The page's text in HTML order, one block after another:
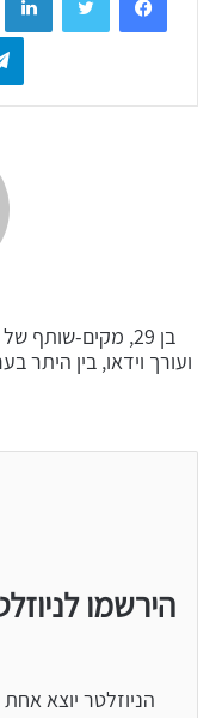
ועורך וידאו, בין היתר בערוץ 10. מתמחה במיעוטים
הירשמו
הניוזלטר יוצא